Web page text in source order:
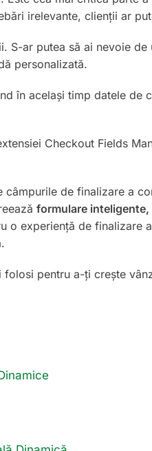
irelevante, clienții ar
S-ar putea să ai nevoie de
personalizată.
în același timp datele de
Checkout Fields
câmpurile de finalizare a
formulare inteligente,
o experiență de finalizare
pentru a-ți crește